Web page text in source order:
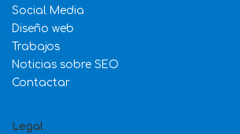
Social Media
Diseño web
Trabajos
Noticias sobre SEO
Contactar
Legal